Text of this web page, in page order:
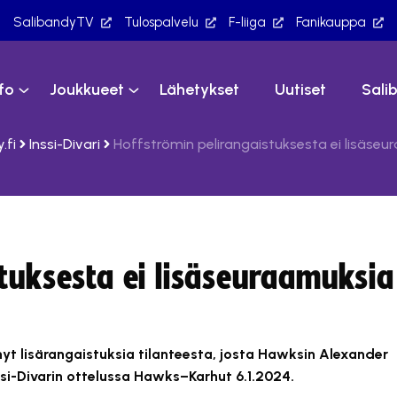
SalibandyTV Tulospalvelu F-liiga Fanikauppa
Joukkueet Lähetykset Uutiset
Inssi-Divari Hoffströmin pelirangaistuksesta ei
ei lisäseuraamuksia
lisärangaistuksia tilanteesta, josta Hawksin Alexander
Divarin ottelussa Hawks–Karhut 6.1.2024.